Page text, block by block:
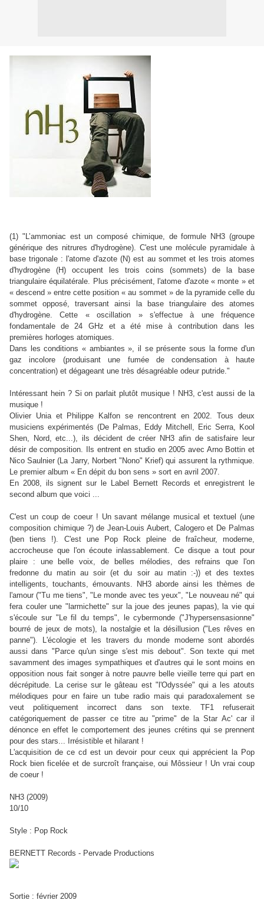
(1) "L’ammoniac est un composé chimique, de formule NH3 (groupe
générique des nitrures d'hydrogène). C'est une molécule pyramidale à
base trigonale : l'atome d'azote (N) est au sommet et les trois atomes
d'hydrogène (H) occupent les trois coins (sommets) de la base
triangulaire équilatérale. Plus précisément, l'atome d'azote « monte » et
« descend » entre cette position « au sommet » de la pyramide celle du
sommet opposé, traversant ainsi la base triangulaire des atomes
d'hydrogène. Cette « oscillation » s'effectue à une fréquence
fondamentale de 24 GHz et a été mise à contribution dans les
premières horloges atomiques.
Dans les conditions « ambiantes », il se présente sous la forme d'un
gaz incolore (produisant une fumée de condensation à haute
concentration) et dégageant une très désagréable odeur putride."
Intéressant hein ? Si on parlait plutôt musique ! NH3, c'est aussi de la
musique !
Olivier Unia et Philippe Kalfon se rencontrent en 2002. Tous deux
musiciens expérimentés (De Palmas, Eddy Mitchell, Eric Serra, Kool
Shen, Nord, etc...), ils décident de créer NH3 afin de satisfaire leur
désir de composition. Ils entrent en studio en 2005 avec Arno Bottin et
Nico Saulnier (La Jarry, Norbert "Nono" Krief) qui assurent la rythmique.
Le premier album « En dépit du bon sens » sort en avril 2007.
En 2008, ils signent sur le Label Bernett Records et enregistrent le
second album que voici ...
C'est un coup de coeur ! Un savant mélange musical et textuel (une
composition chimique ?) de Jean-Louis Aubert, Calogero et De Palmas
(ben tiens !). C'est une Pop Rock pleine de fraîcheur, moderne,
accrocheuse que l'on écoute inlassablement. Ce disque a tout pour
plaire : une belle voix, de belles mélodies, des refrains que l'on
fredonne du matin au soir (et du soir au matin :-)) et des textes
intelligents, touchants, émouvants. NH3 aborde ainsi les thèmes de
l'amour ("Tu me tiens", "Le monde avec tes yeux", "Le nouveau né" qui
fera couler une "larmichette" sur la joue des jeunes papas), la vie qui
s'écoule sur "Le fil du temps", le cybermonde ("J'hypersensasionne"
bourré de jeux de mots), la nostalgie et la désillusion ("Les rêves en
panne"). L'écologie et les travers du monde moderne sont abordés
aussi dans "Parce qu'un singe s'est mis debout". Son texte qui met
savamment des images sympathiques et d'autres qui le sont moins en
opposition nous fait songer à notre pauvre belle vieille terre qui part en
décrépitude. La cerise sur le gâteau est "l'Odyssée" qui a les atouts
mélodiques pour en faire un tube radio mais qui paradoxalement se
veut politiquement incorrect dans son texte. TF1 refuserait
catégoriquement de passer ce titre au "prime" de la Star Ac' car il
dénonce en effet le comportement des jeunes crétins qui se prennent
pour des stars... Irrésistible et hilarant !
L'acquisition de ce cd est un devoir pour ceux qui apprécient la Pop
Rock bien ficelée et de surcroît française, oui Môssieur ! Un vrai coup
de coeur !
NH3 (2009)
10/10
Style : Pop Rock
BERNETT Records - Pervade Productions
Sortie : février 2009